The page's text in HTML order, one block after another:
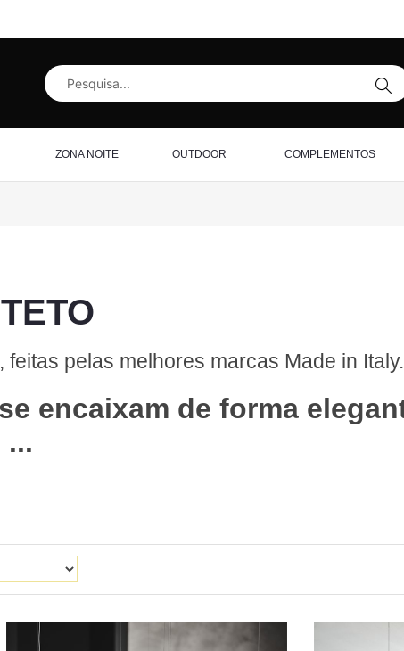
ZONA NOITE OUTDOOR COMPLEMENTOS
pelas melhores marcas Made in Italy.
encaixam de forma